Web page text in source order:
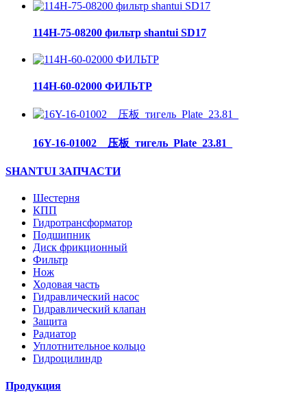
114H-75-08200 фильтр shantui SD17
114H-60-02000 ФИЛЬТР
16Y-16-01002__压板_тигель_Plate_23.81_
SHANTUI ЗАПЧАСТИ
Шестерня
КПП
Гидротрансформатор
Подшипник
Диск фрикционный
Фильтр
Нож
Ходовая часть
Гидравлический насос
Гидравлический клапан
Защита
Радиатор
Уплотнительное кольцо
Гидроцилиндр
Продукция